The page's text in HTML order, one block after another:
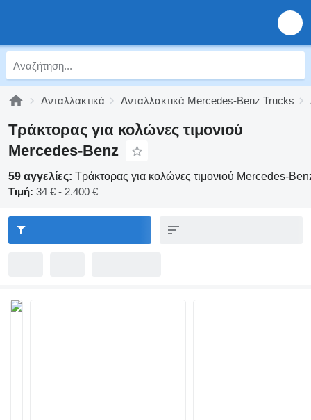
Ανταλλακτικά Ανταλλακτικά Mercedes-Benz Trucks
Τράκτορας για κολώνες τιμονιού
Mercedes-Benz
59 αγγελίες: Τράκτορας για κολώνες τιμονιού Mercedes-
Τιμή: 34 € - 2.400 €